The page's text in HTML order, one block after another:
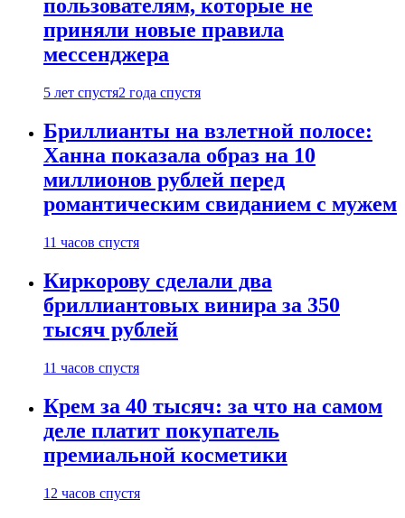
пользователям, которые не
приняли новые правила
мессенджера
5 лет спустя2 года спустя
Бриллианты на взлетной полосе:
Ханна показала образ на 10
миллионов рублей перед
романтическим свиданием с мужем
11 часов спустя
Киркорову сделали два
бриллиантовых винира за 350
тысяч рублей
11 часов спустя
Крем за 40 тысяч: за что на самом
деле платит покупатель
премиальной косметики
12 часов спустя